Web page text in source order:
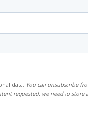
Bedeutung.
Ihres Entwurfs für
oder
und die